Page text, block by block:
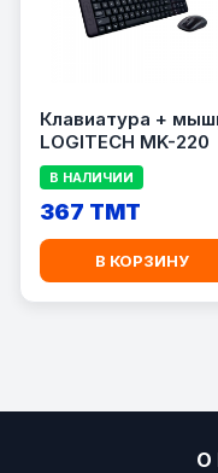
Клавиатура +
LOGITECH MK-220
В НАЛИЧИИ
367 TMT
В КОРЗИНУ
О